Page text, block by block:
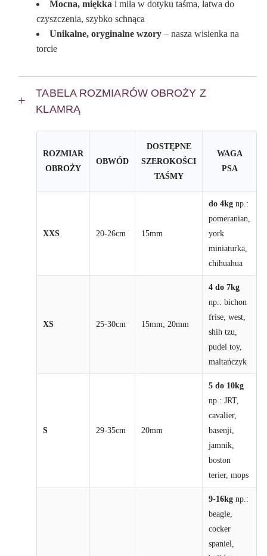
Mocna, miękkai miła w dotyku taśma, łatwa do
czyszczenia, szybko schnąca
Unikalne, oryginalne wzory– nasza wisienka na
torcie
TABELA ROZMIARÓW OBROŻY Z
KLAMRĄ
ROZMIAR
OBROŻY
OBWÓD
DOSTĘPNE
SZEROKOŚCI
TAŚMY
WAGA
PSA
XXS 20-26cm 15mm
do 4kg np.:
pomeranian,
york
miniaturka,
chihuahua
XS 25-30cm 15mm; 20mm
4 do 7kg
np.: bichon
frise, west,
shih tzu,
pudel toy,
maltańczyk
S 29-35cm 20mm
5 do 10kg
np.: JRT,
cavalier,
basenji,
jamnik,
boston
terier, mops
9-16kg np.:
beagle,
cocker
spaniel,